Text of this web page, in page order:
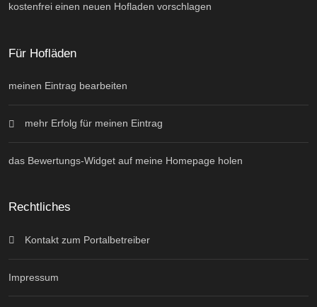
kostenfrei einen neuen Hofladen vorschlagen
Für Hofläden
meinen Eintrag bearbeiten
mehr Erfolg für meinen Eintrag
das Bewertungs-Widget auf meine Homepage holen
Rechtliches
Kontakt zum Portalbetreiber
Impressum